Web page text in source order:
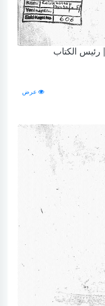
| رئيس الكتاب
عرض